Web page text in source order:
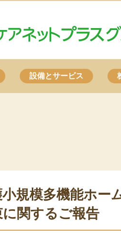
設備とサービス
小規模多機能ホ
関するご報告